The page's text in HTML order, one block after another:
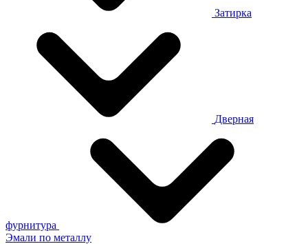
Затирка
Дверная
фурнитура
Эмали по металлу